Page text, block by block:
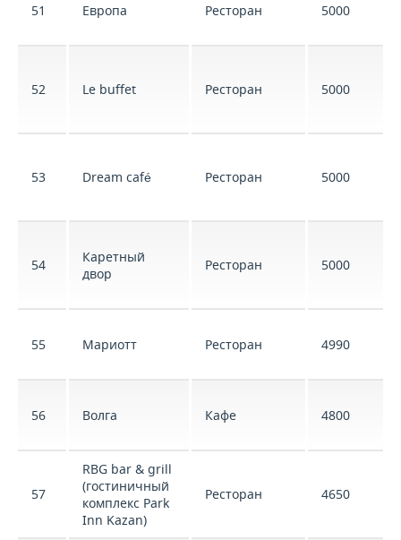
51 Европа Ресторан 5000
52 Le buffet Ресторан 5000
53 Dream café Ресторан 5000
54
Каретный
двор
Ресторан 5000
55 Мариотт Ресторан 4990
56 Волга Кафе 4800
57
RBG bar & grill
(гостиничный
комплекс Park
Inn Kazan)
Ресторан 4650